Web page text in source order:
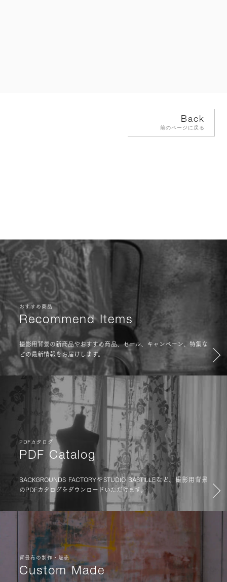
Back
前のページに戻る
おすすめ商品
Recommend Items
撮影用背景の新商品やおすすめ商品、セール、キャンペーン、特集な
どの最新情報をお届けします。
PDFカタログ
PDF Catalog
BACKGROUNDS FACTORYやSTUDIO BASTILLEなど、撮影用背景
のPDFカタログをダウンロードいただけます。
背景布の制作・販売
Custom Made